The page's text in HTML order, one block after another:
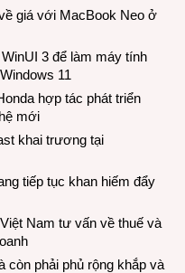
giá với MacBook Neo ở
3 để làm máy tính
11
hợp tác phát triển
mới
khai trương tại
tiếp tục khan hiếm đẩy
Nam tư vấn về thuế và
còn phải phủ rộng khắp và